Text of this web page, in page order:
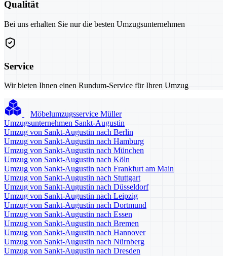
Qualität
Bei uns erhalten Sie nur die besten Umzugsunternehmen
Service
Wir bieten Ihnen einen Rundum-Service für Ihren Umzug
Möbelumzugsservice Müller
Umzugsunternehmen Sankt-Augustin
Umzug von Sankt-Augustin nach Berlin
Umzug von Sankt-Augustin nach Hamburg
Umzug von Sankt-Augustin nach München
Umzug von Sankt-Augustin nach Köln
Umzug von Sankt-Augustin nach Frankfurt am Main
Umzug von Sankt-Augustin nach Stuttgart
Umzug von Sankt-Augustin nach Düsseldorf
Umzug von Sankt-Augustin nach Leipzig
Umzug von Sankt-Augustin nach Dortmund
Umzug von Sankt-Augustin nach Essen
Umzug von Sankt-Augustin nach Bremen
Umzug von Sankt-Augustin nach Hannover
Umzug von Sankt-Augustin nach Nürnberg
Umzug von Sankt-Augustin nach Dresden